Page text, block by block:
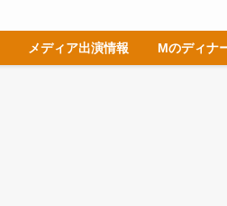
メディア出演情報 Mのディナ